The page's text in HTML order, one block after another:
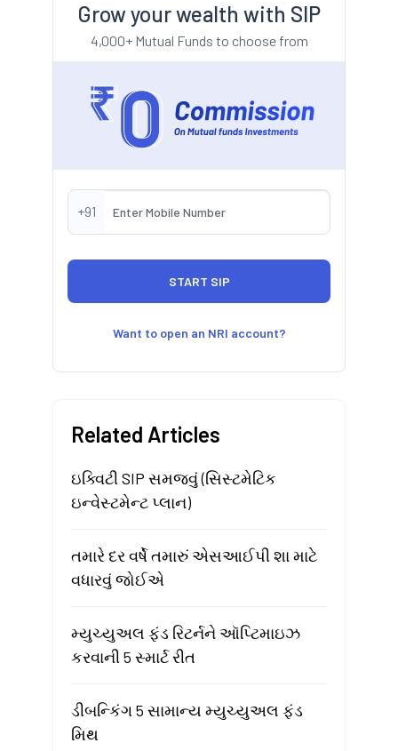
Grow your wealth with SIP
4,000+ Mutual Funds to choose from
+91
Want to open an NRI account?
Related Articles
ઇક્વિટી SIP સમજવું (સિસ્ટમેટિક
ઇન્વેસ્ટમેન્ટ પ્લાન)
તમારે દર વર્ષે તમારું એસઆઈપી શા માટે
વધારવું જોઈએ
મ્યુચ્યુઅલ ફંડ રિટર્નને ઑપ્ટિમાઇઝ
કરવાની 5 સ્માર્ટ રીત
ડીબન્કિંગ 5 સામાન્ય મ્યુચ્યુઅલ ફંડ
મિથ